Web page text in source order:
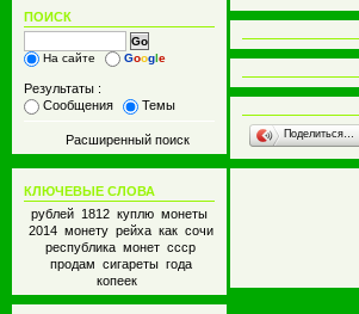
ПОИСК
На сайте Google
Результаты :
Сообщения
Темы
Расширенный поиск
КЛЮЧЕВЫЕ СЛОВА
рублей 1812 куплю монеты
2014 монету рейха как сочи
республика монет ссср
продам сигареты года
копеек
Поделиться…